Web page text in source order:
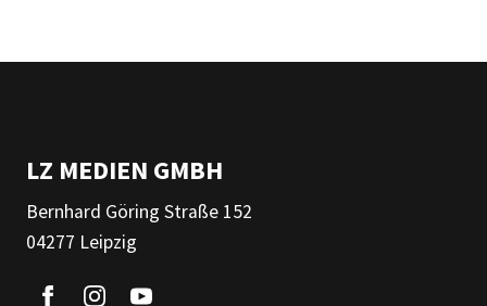
LZ MEDIEN GMBH
Bernhard Göring Straße 152
04277 Leipzig